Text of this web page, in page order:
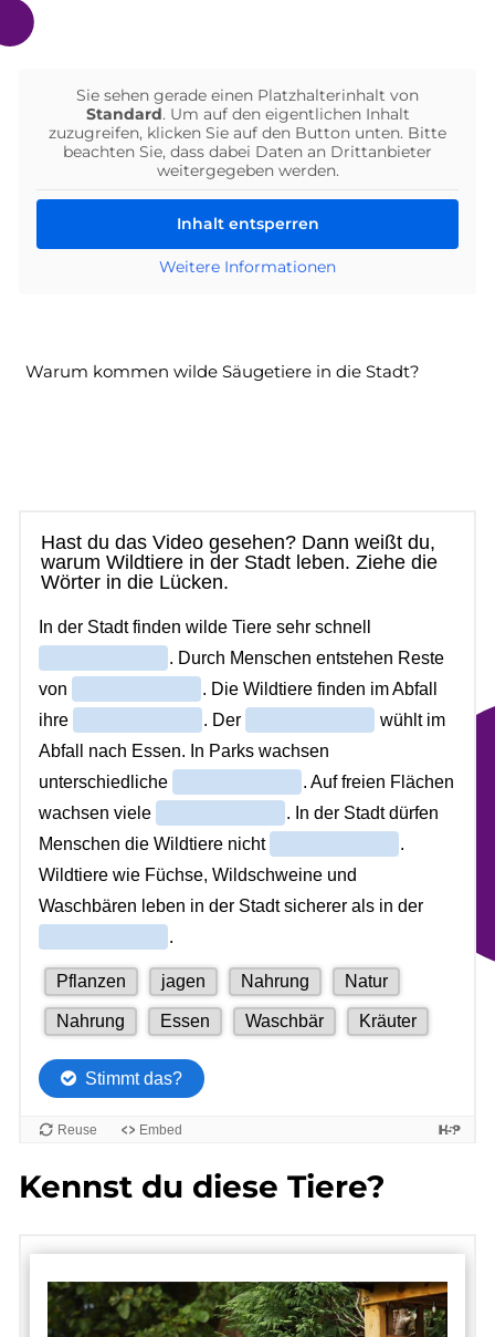
Sie sehen gerade einen Platzhalterinhalt von
Standard. Um auf den eigentlichen Inhalt
zuzugreifen, klicken Sie auf den Button unten. Bitte
beachten Sie, dass dabei Daten an Drittanbieter
weitergegeben werden.
Inhalt entsperren
Weitere Informationen
Warum kommen wilde Säugetiere in die Stadt?
Kennst du diese Tiere?